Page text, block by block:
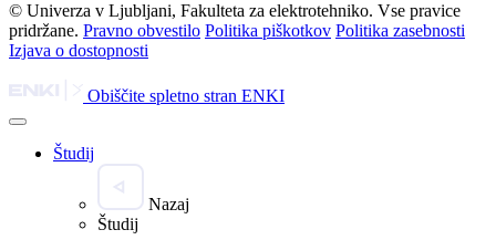
© Univerza v Ljubljani, Fakulteta za elektrotehniko. Vse pravice
pridržane. Pravno obvestilo Politika piškotkov Politika zasebnosti
Izjava o dostopnosti
Obiščite spletno stran ENKI
Študij
Nazaj
Študij